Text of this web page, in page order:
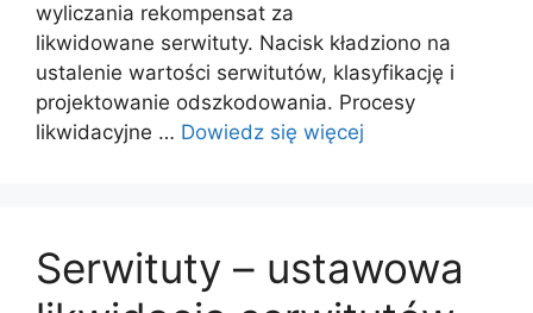
wyliczania rekompensat za
likwidowane serwituty. Nacisk kładziono na
ustalenie wartości serwitutów, klasyfikację i
projektowanie odszkodowania. Procesy
likwidacyjne … Dowiedz się więcej
Serwituty – ustawowa